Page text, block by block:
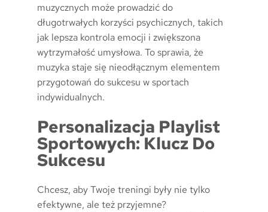
muzycznych może prowadzić do
długotrwałych korzyści psychicznych, takich
jak lepsza kontrola emocji i zwiększona
wytrzymałość umysłowa. To sprawia, że
muzyka staje się nieodłącznym elementem
przygotowań do sukcesu w sportach
indywidualnych.
Personalizacja Playlist
Sportowych: Klucz Do
Sukcesu
Chcesz, aby Twoje treningi były nie tylko
efektywne, ale też przyjemne?